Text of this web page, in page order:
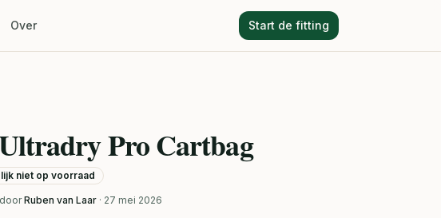
Over Start de fitting
Pro Cartbag
niet op voorraad
Ruben van Laar · 27 mei 2026